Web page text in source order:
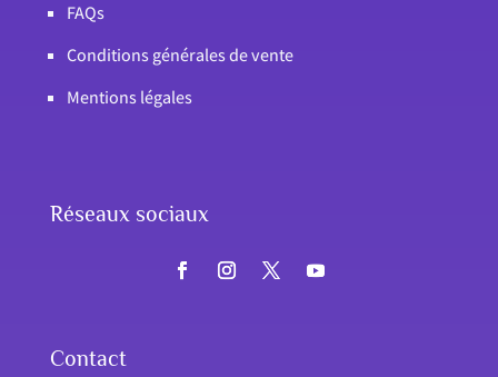
FAQs
Conditions générales de vente
Mentions légales
Réseaux sociaux
Contact